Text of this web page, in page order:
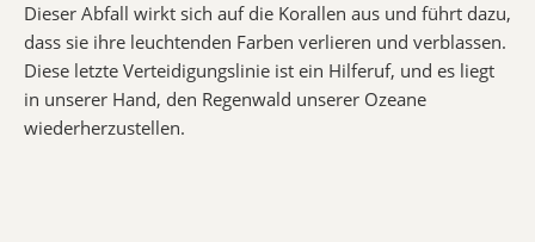
Dieser Abfall wirkt sich auf die Korallen aus und führt dazu,
dass sie ihre leuchtenden Farben verlieren und verblassen.
Diese letzte Verteidigungslinie ist ein Hilferuf, und es liegt
in unserer Hand, den Regenwald unserer Ozeane
wiederherzustellen.